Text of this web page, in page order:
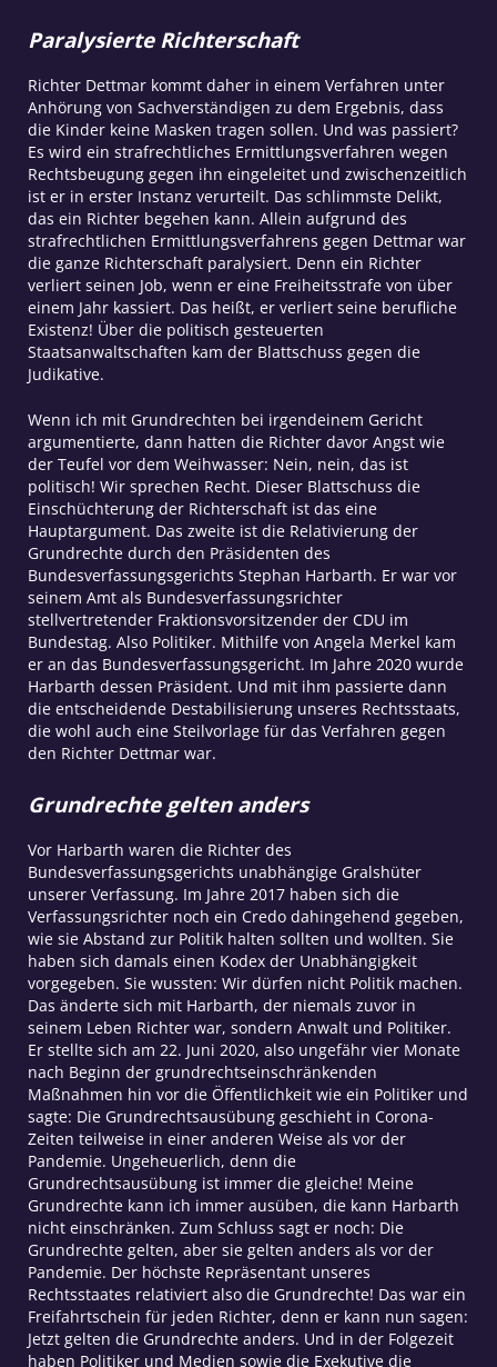
Paralysierte Richterschaft
Richter Dettmar kommt daher in einem Verfahren unter
Anhörung von Sachverständigen zu dem Ergebnis, dass
die Kinder keine Masken tragen sollen. Und was passiert?
Es wird ein strafrechtliches Ermittlungsverfahren wegen
Rechtsbeugung gegen ihn eingeleitet und zwischenzeitlich
ist er in erster Instanz verurteilt. Das schlimmste Delikt,
das ein Richter begehen kann. Allein aufgrund des
strafrechtlichen Ermittlungsverfahrens gegen Dettmar war
die ganze Richterschaft paralysiert. Denn ein Richter
verliert seinen Job, wenn er eine Freiheitsstrafe von über
einem Jahr kassiert. Das heißt, er verliert seine berufliche
Existenz! Über die politisch gesteuerten
Staatsanwaltschaften kam der Blattschuss gegen die
Judikative.
Wenn ich mit Grundrechten bei irgendeinem Gericht
argumentierte, dann hatten die Richter davor Angst wie
der Teufel vor dem Weihwasser: Nein, nein, das ist
politisch! Wir sprechen Recht. Dieser Blattschuss die
Einschüchterung der Richterschaft ist das eine
Hauptargument. Das zweite ist die Relativierung der
Grundrechte durch den Präsidenten des
Bundesverfassungsgerichts Stephan Harbarth. Er war vor
seinem Amt als Bundesverfassungsrichter
stellvertretender Fraktionsvorsitzender der CDU im
Bundestag. Also Politiker. Mithilfe von Angela Merkel kam
er an das Bundesverfassungsgericht. Im Jahre 2020 wurde
Harbarth dessen Präsident. Und mit ihm passierte dann
die entscheidende Destabilisierung unseres Rechtsstaats,
die wohl auch eine Steilvorlage für das Verfahren gegen
den Richter Dettmar war.
Grundrechte gelten anders
Vor Harbarth waren die Richter des
Bundesverfassungsgerichts unabhängige Gralshüter
unserer Verfassung. Im Jahre 2017 haben sich die
Verfassungsrichter noch ein Credo dahingehend gegeben,
wie sie Abstand zur Politik halten sollten und wollten. Sie
haben sich damals einen Kodex der Unabhängigkeit
vorgegeben. Sie wussten: Wir dürfen nicht Politik machen.
Das änderte sich mit Harbarth, der niemals zuvor in
seinem Leben Richter war, sondern Anwalt und Politiker.
Er stellte sich am 22. Juni 2020, also ungefähr vier Monate
nach Beginn der grundrechtseinschränkenden
Maßnahmen hin vor die Öffentlichkeit wie ein Politiker und
sagte: Die Grundrechtsausübung geschieht in Corona-
Zeiten teilweise in einer anderen Weise als vor der
Pandemie. Ungeheuerlich, denn die
Grundrechtsausübung ist immer die gleiche! Meine
Grundrechte kann ich immer ausüben, die kann Harbarth
nicht einschränken. Zum Schluss sagt er noch: Die
Grundrechte gelten, aber sie gelten anders als vor der
Pandemie. Der höchste Repräsentant unseres
Rechtsstaates relativiert also die Grundrechte! Das war ein
Freifahrtschein für jeden Richter, denn er kann nun sagen:
Jetzt gelten die Grundrechte anders. Und in der Folgezeit
haben Politiker und Medien sowie die Exekutive die